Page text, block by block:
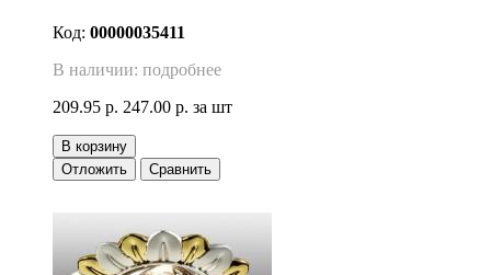
Код: 00000035411
В наличии: подробнее
209.95 р. 247.00 р. за шт
В корзину
Отложить
Сравнить